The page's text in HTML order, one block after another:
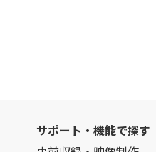
サポート・機能で探す